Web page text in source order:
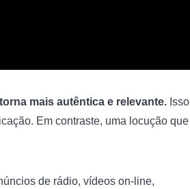
mais autêntica e relevante. Isso
Em contraste, uma locução que
de rádio, vídeos on-line,